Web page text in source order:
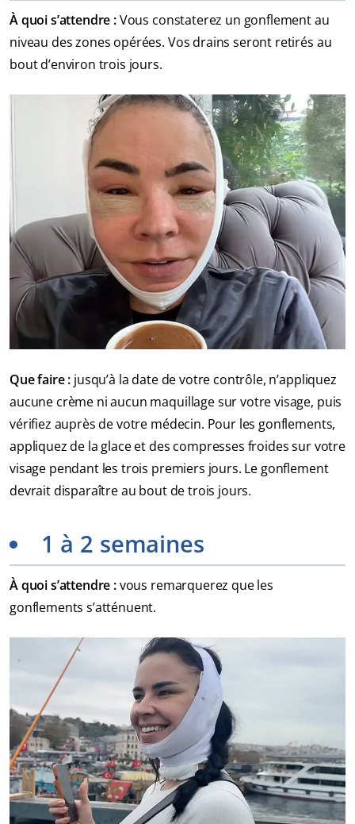
À quoi s’attendre :Vous constaterez un gonflement au
niveau des zones opérées. Vos drains seront retirés au
bout d’environ trois jours.
Que faire : jusqu’à la date de votre contrôle, n’appliquez
aucune crème ni aucun maquillage sur votre visage, puis
vérifiez auprès de votre médecin. Pour les gonflements,
appliquez de la glace et des compresses froides sur votre
visage pendant les trois premiers jours. Le gonflement
devrait disparaître au bout de trois jours.
1 à 2 semaines
À quoi s’attendre :vous remarquerez que les
gonflements s’atténuent.